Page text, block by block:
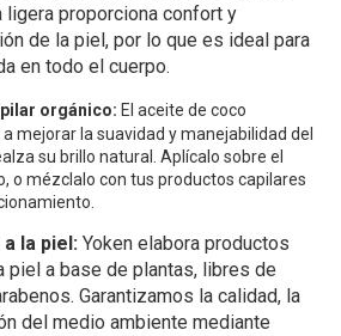
ligera proporciona confort y
de la piel, por lo que es ideal para
en todo el cuerpo.
orgánico: El aceite de coco
mejorar la suavidad y manejabilidad del
su brillo natural. Aplícalo sobre el
o mézclalo con tus productos capilares
la piel: Yoken elabora productos
piel a base de plantas, libres de
Garantizamos la calidad, la
del medio ambiente mediante